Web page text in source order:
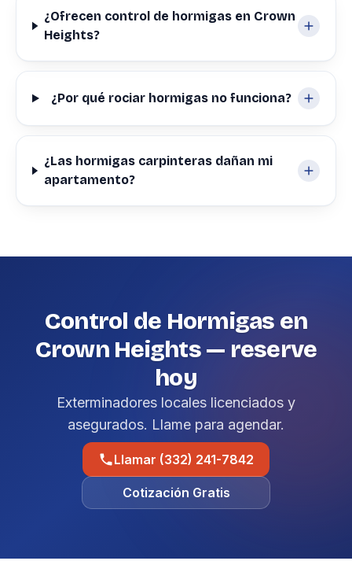
¿Ofrecen control de hormigas en Crown
Heights?
¿Por qué rociar hormigas no funciona?
¿Las hormigas carpinteras dañan mi
apartamento?
Control de Hormigas en
Crown Heights — reserve
hoy
Exterminadores locales licenciados y
asegurados. Llame para agendar.
Llamar (332) 241-7842
Cotización Gratis